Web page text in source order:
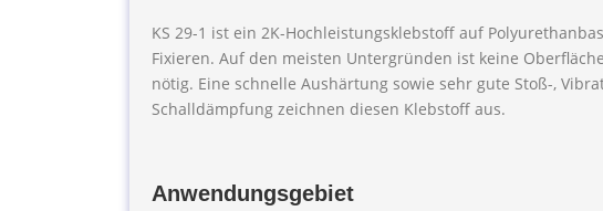
KS 29-1 ist ein 2K-Hochleistungsklebstoff auf
Fixieren. Auf den meisten Untergründen ist keine
nötig. Eine schnelle Aushärtung sowie sehr gute Stoß-,
Schalldämpfung zeichnen diesen Klebstoff aus.
Anwendungsgebiet